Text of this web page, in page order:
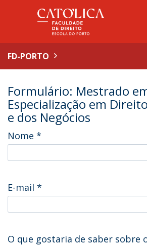
FD-PORTO
Formulário: Mestrado
Especialização em
e dos Negócios
Nome *
E-mail *
O que gostaria de saber sobre